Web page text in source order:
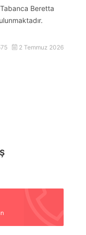
Tabanca Beretta
2 Temmuz 2026